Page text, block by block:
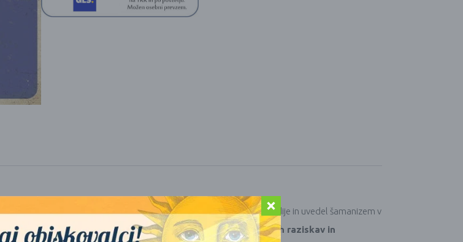
napravil za šamanizem. Ustanovil je Fundacijo za šamanske študije in uvedel šamanizem v
terenskega dela, medkulturnih proučevanj, eksperimentalnih raziskav in